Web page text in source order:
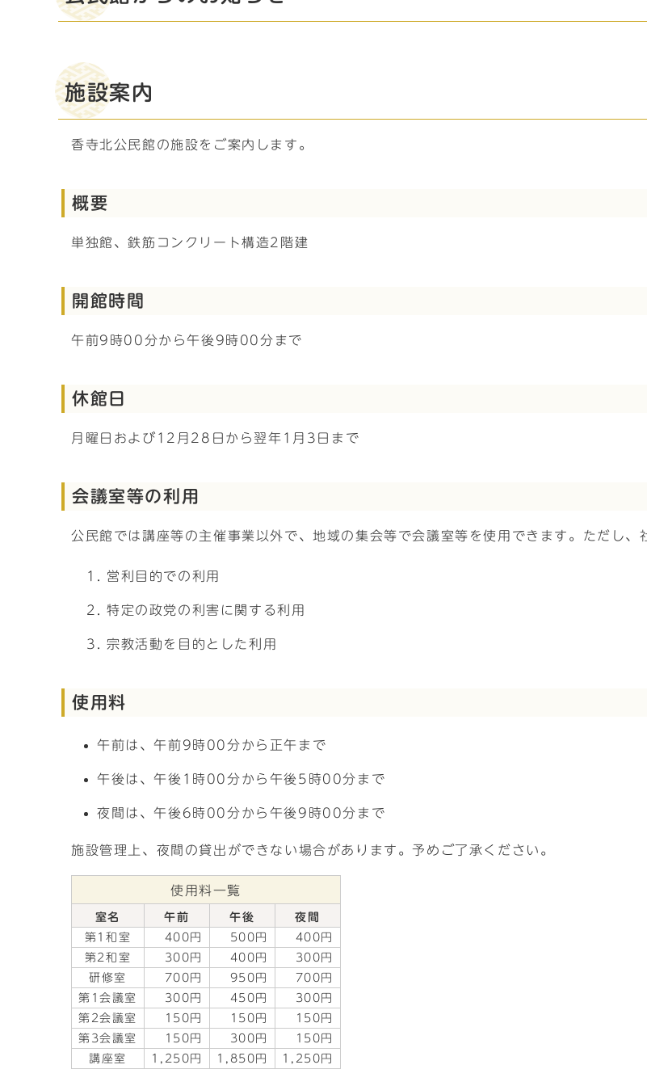
施設案内
香寺北公民館の施設をご案内します。
概要
単独館、鉄筋コンクリート構造2階建
開館時間
午前9時00分から午後9時00分まで
休館日
月曜日および12月28日から翌年1月3日まで
会議室等の利用
公民館では講座等の主催事業以外で、地域の集会等で会議室等を使用できます。ただし
営利目的での利用
特定の政党の利害に関する利用
宗教活動を目的とした利用
使用料
午前は、午前9時00分から正午まで
午後は、午後1時00分から午後5時00分まで
夜間は、午後6時00分から午後9時00分まで
施設管理上、夜間の貸出ができない場合があります。予めご了承ください。
使用料一覧
室名 午前 午後
夜間
第1和室
400円 500円
400円
第2和室
300円 400円
300円
研修室
700円 950円
700円
第1会議室
300円 450円
300円
第2会議室
150円 150円
150円
第3会議室
150円 300円
150円
講座室
1,250円 1,850円 1,250円